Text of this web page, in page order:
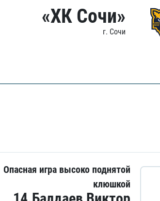
«ХК Сочи»
г. Сочи
Опасная игра высоко поднятой
клюшкой